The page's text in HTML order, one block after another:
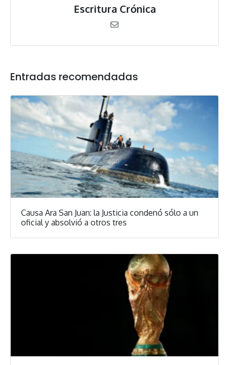
Escritura Crónica
Entradas recomendadas
Causa Ara San Juan: la Justicia condenó sólo a un
oficial y absolvió a otros tres